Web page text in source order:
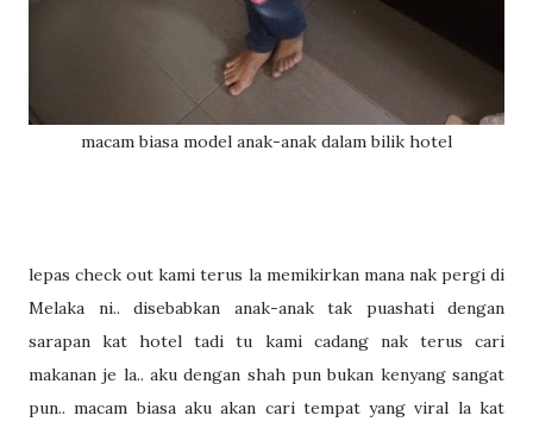
macam biasa model anak-anak dalam bilik hotel
lepas check out kami terus la memikirkan mana nak pergi di
Melaka ni.. disebabkan anak-anak tak puashati dengan
sarapan kat hotel tadi tu kami cadang nak terus cari
makanan je la.. aku dengan shah pun bukan kenyang sangat
pun.. macam biasa aku akan cari tempat yang viral la kat